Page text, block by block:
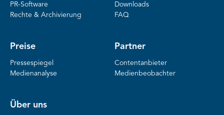
PR-Software
Rechte & Archivierung
Downloads
FAQ
Preise
Pressespiegel
Medienanalyse
Partner
Contentanbieter
Medienbeobachter
Über uns